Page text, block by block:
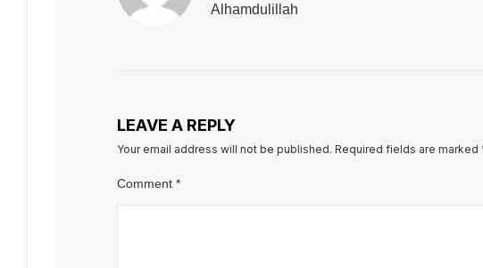
Alhamdulillah
LEAVE A REPLY
Your email address will not be published. Required fields are marked
Comment *